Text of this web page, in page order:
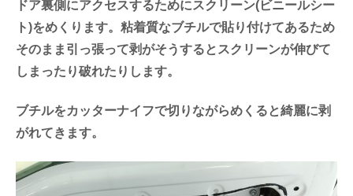
ドア裏側にアクセスするためにスクリーン(ビニールシー
ト)をめくります。粘着質なブチルで貼り付けてあるため
そのまま引っ張って剥がそうするとスクリーンが伸びて
しまったり破れたりします。
ブチルをカッターナイフで切りながらめくると綺麗に剥
がれてきます。